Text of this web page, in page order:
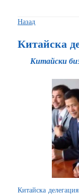
Назад
Китайска
Китайски
Китайска